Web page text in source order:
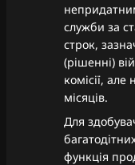
служби за
строк,
(рішенні)
комісії,
місяців.
Для
функція